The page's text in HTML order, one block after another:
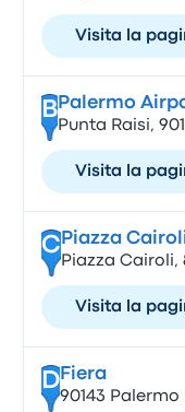
Visita la
B Palermo
Punta Raisi,
Visita la
CPiazza
Piazza Cairoli,
Visita la
DFiera
90143 Palermo